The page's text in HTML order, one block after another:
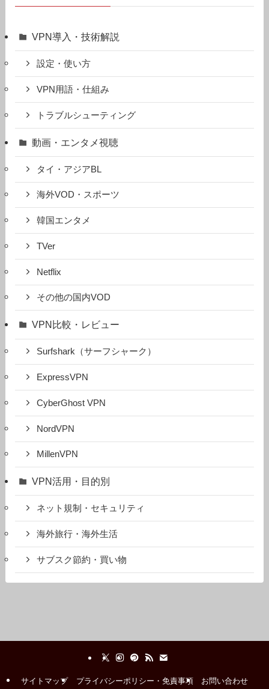
VPN導入・技術解説
設定・使い方
VPN用語・仕組み
トラブルシューティング
動画・エンタメ視聴
タイ・アジアBL
海外VOD・スポーツ
韓国エンタメ
TVer
Netflix
その他の国内VOD
VPN比較・レビュー
Surfshark（サーフシャーク）
ExpressVPN
CyberGhost VPN
NordVPN
MillenVPN
VPN活用・目的別
ネット規制・セキュリティ
海外旅行・海外生活
サブスク節約・買い物
サイトマップ プライバシーポリシー・免責事項 お問い合わせ